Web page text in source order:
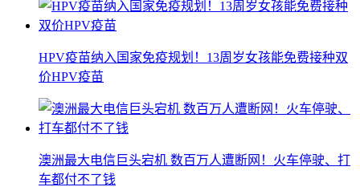
HPV疫苗纳入国家免疫规划！13周岁女孩能免费接种双
价HPV疫苗
澳洲最大电信巨头宕机 数百万人遭断网！火车停驶、打
车都付不了钱